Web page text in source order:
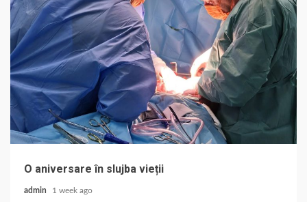
O aniversare în slujba vieții
admin 1 week ago